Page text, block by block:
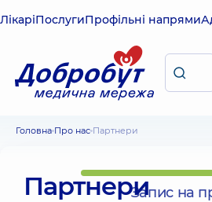
ЛікаріПослугиПрофільні напрями
Головна Про нас Партнери
ПартнериЗапис на